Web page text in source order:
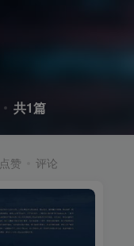
共1篇
点赞 评论